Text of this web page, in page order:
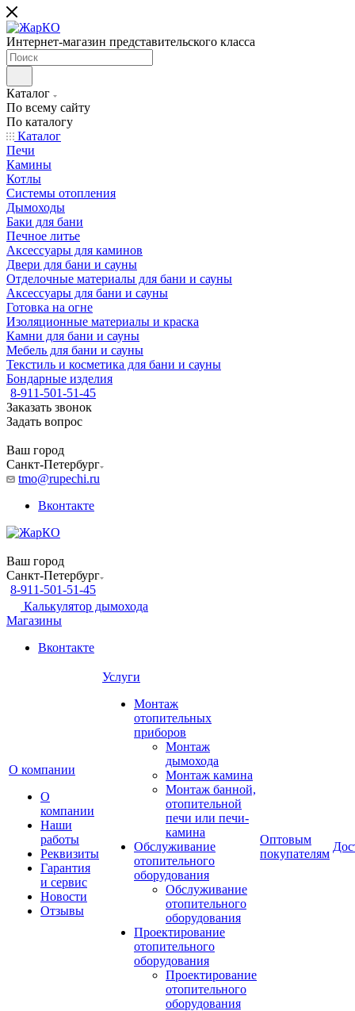
Интернет-магазин представительского класса
Каталог
По всему сайту
По каталогу
Каталог
Печи
Камины
Котлы
Системы отопления
Дымоходы
Баки для бани
Печное литье
Аксессуары для каминов
Двери для бани и сауны
Отделочные материалы для бани и сауны
Аксессуары для бани и сауны
Готовка на огне
Изоляционные материалы и краска
Камни для бани и сауны
Мебель для бани и сауны
Текстиль и косметика для бани и сауны
Бондарные изделия
8-911-501-51-45
Заказать звонок
Задать вопрос
Ваш город
Санкт-Петербург
tmo@rupechi.ru
Вконтакте
Ваш город
Санкт-Петербург
8-911-501-51-45
Калькулятор дымохода
Магазины
Вконтакте
О компании
О
компании
Наши
работы
Реквизиты
Гарантия
и сервис
Новости
Отзывы
Услуги
Монтаж
отопительных
приборов
Монтаж
дымохода
Монтаж камина
Монтаж банной,
отопительной
печи или печи-
камина
Обслуживание
отопительного
оборудования
Обслуживание
отопительного
оборудования
Проектирование
отопительного
оборудования
Проектирование
отопительного
оборудования
Оптовым
покупателям